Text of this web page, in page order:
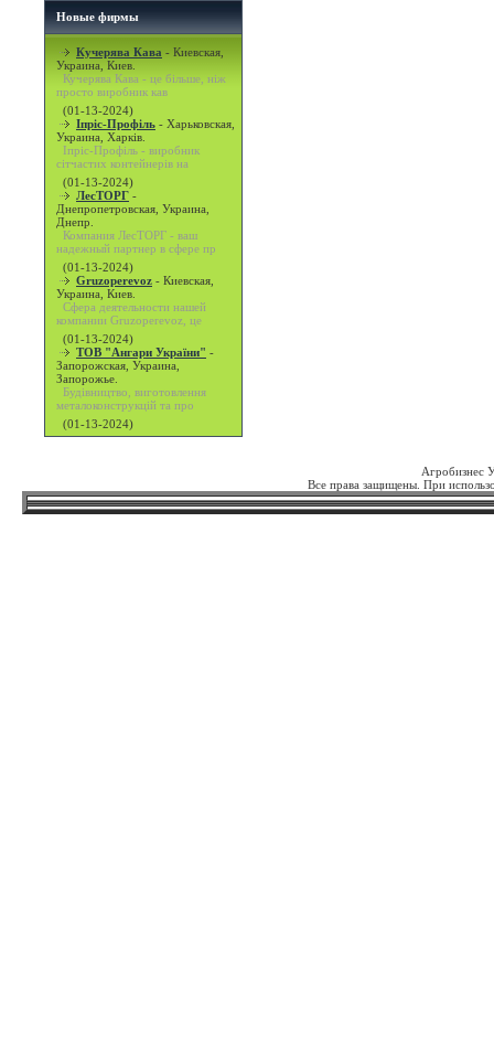
Новые фирмы
Кучерява Кава - Киевская,
Украина, Киев.
Кучерява Кава - це більше, ніж
просто виробник кав
(01-13-2024)
Іпріс-Профіль - Харьковская,
Украина, Харків.
Іпріс-Профіль - виробник
сітчастих контейнерів на
(01-13-2024)
ЛесТОРГ -
Днепропетровская, Украина,
Днепр.
Компания ЛесТОРГ - ваш
надежный партнер в сфере пр
(01-13-2024)
Gruzoperevoz - Киевская,
Украина, Киев.
Сфера деятельности нашей
компании Gruzoperevoz, це
(01-13-2024)
ТОВ "Ангари України" -
Запорожская, Украина,
Запорожье.
Будівництво, виготовлення
металоконструкцій та про
(01-13-2024)
Агробизнес
Все права защищены. При